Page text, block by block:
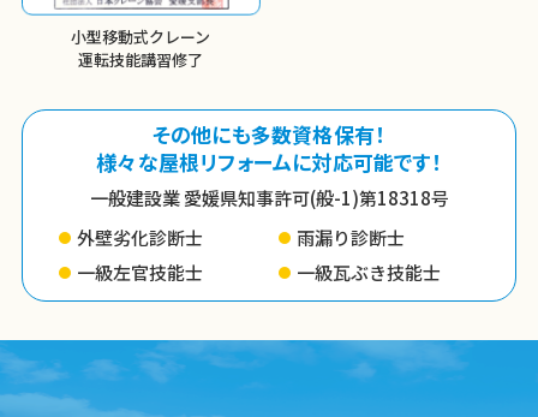
小型移動式クレーン
運転技能講習修了
その他にも多数資格保有！
様々な屋根リフォームに対応可能です！
一般建設業 愛媛県知事許可(般-1)第18318号
外壁劣化診断士
雨漏り診断士
一級左官技能士
一級瓦ぶき技能士